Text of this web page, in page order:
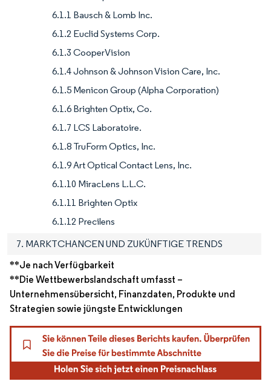
6.1.1 Bausch & Lomb Inc.
6.1.2 Euclid Systems Corp.
6.1.3 CooperVision
6.1.4 Johnson & Johnson Vision Care, Inc.
6.1.5 Menicon Group (Alpha Corporation)
6.1.6 Brighten Optix, Co.
6.1.7 LCS Laboratoire.
6.1.8 TruForm Optics, Inc.
6.1.9 Art Optical Contact Lens, Inc.
6.1.10 MiracLens L.L.C.
6.1.11 Brighten Optix
6.1.12 Precilens
7. MARKTCHANCEN UND ZUKÜNFTIGE TRENDS
**Je nach Verfügbarkeit
**Die Wettbewerbslandschaft umfasst –
Unternehmensübersicht, Finanzdaten, Produkte und
Strategien sowie jüngste Entwicklungen